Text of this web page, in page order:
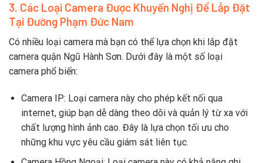
3. Các Loại Camera Được Khuyến Nghị Để Lắp Đặt
Tại Đường Phạm Đức Nam
Có nhiều loại camera mà bạn có thể lựa chọn khi lắp đặt
camera quận Ngũ Hành Sơn. Dưới đây là một số loại
camera phổ biến:
Camera IP: Loại camera này cho phép kết nối qua
internet, giúp bạn dễ dàng theo dõi và quản lý từ xa với
chất lượng hình ảnh cao. Đây là lựa chọn tối ưu cho
những khu vực yêu cầu giám sát liên tục.